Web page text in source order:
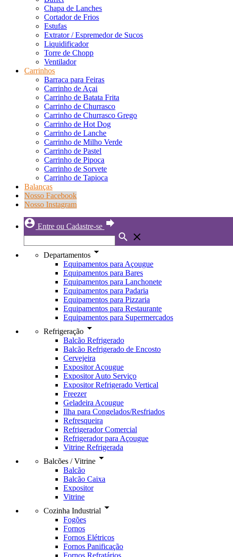
Chapa de Lanches
Cortador de Frios
Estufas
Extrator / Espremedor de Sucos
Liquidificador
Torre de Chopp
Ventilador
Carrinhos
Barraca para Feiras
Carrinho de Açai
Carrinho de Batata Frita
Carrinho de Churrasco
Carrinho de Churrasco Grego
Carrinho de Hot Dog
Carrinho de Lanche
Carrinho de Milho Verde
Carrinho de Pastel
Carrinho de Pipoca
Carrinho de Sorvete
Carrinho de Tapioca
Balanças
Nosso Facebook
Nosso Instagram
account_circle Entre ou Cadastre-se forward
search close
Departamentos arrow_drop_down
Equipamentos para Açougue
Equipamentos para Bares
Equipamentos para Lanchonete
Equipamentos para Padaria
Equipamentos para Pizzaria
Equipamentos para Restaurante
Equipamentos para Supermercados
Refrigeração arrow_drop_down
Balcão Refrigerado
Balcão Refrigerado de Encosto
Cervejeira
Expositor Açougue
Expositor Auto Serviço
Expositor Refrigerado Vertical
Freezer
Geladeira Açougue
Ilha para Congelados/Resfriados
Refresqueira
Refrigerador Comercial
Refrigerador para Açougue
Vitrine Refrigerada
Balcões / Vitrine arrow_drop_down
Balcão
Balcão Caixa
Expositor
Vitrine
Cozinha Industrial arrow_drop_down
Fogões
Fornos
Fornos Elétricos
Fornos Panificação
Fornos Refratários